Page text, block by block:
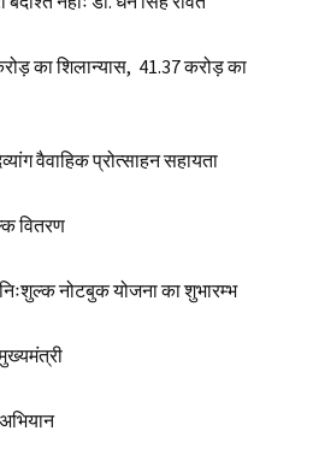
का शिलान्यास, ₹ 41.37 करोड़ का
वैवाहिक प्रोत्साहन सहायता
वितरण
निःशुल्क नोटबुक योजना का शुभारम्भ